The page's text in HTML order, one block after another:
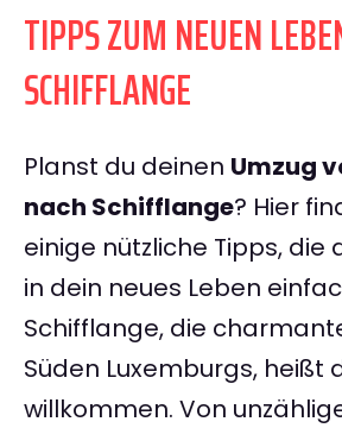
TIPPS ZUM NEUEN
SCHIFFLANGE
Planst du deinen Umzug
nach Schifflange? Hier
einige nützliche Tipps, die
in dein neues Leben
Schifflange, die
Süden Luxemburgs, heißt
willkommen. Von